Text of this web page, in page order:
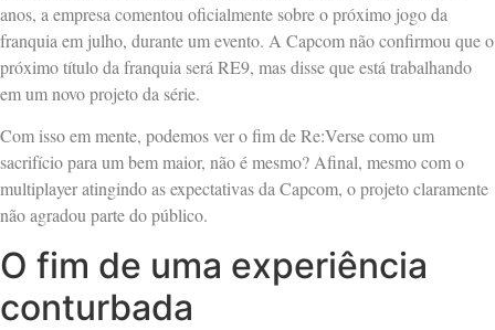
anos, a empresa comentou oficialmente sobre o próximo jogo da
franquia em julho, durante um evento. A Capcom não confirmou que o
próximo título da franquia será RE9, mas disse que está trabalhando
em um novo projeto da série.
Com isso em mente, podemos ver o fim de Re:Verse como um
sacrifício para um bem maior, não é mesmo? Afinal, mesmo com o
multiplayer atingindo as expectativas da Capcom, o projeto claramente
não agradou parte do público.
O fim de uma experiência
conturbada